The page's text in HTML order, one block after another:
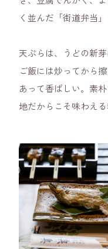
く並んだ「街道弁当」
天ぷらは、うどの新
ご飯には炒ってから
あって香ばしい。素
地だからこそ味わえ